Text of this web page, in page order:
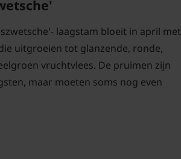
laagstam bloeit in april met
uitgroeien tot glanzende, ronde,
vruchtvlees. De pruimen zijn
maar moeten soms nog even